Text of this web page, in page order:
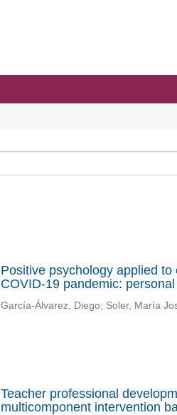
Positive psychology applied
COVID-19 pandemic:
García-Álvarez, Diego; Soler, María
Teacher professional
multicomponent intervention